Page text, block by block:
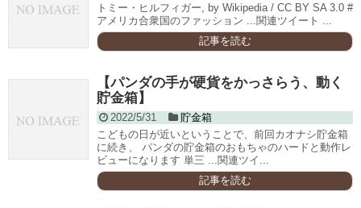
トミー・ヒルフィガー, by Wikipedia / CC BY SA 3.0 #
アメリカ合衆国のファッション ...関連ツイート ...
記事を読む
【パンダの手が硬貨をかっさらう、動く
貯金箱】
2022/5/31
貯金箱
こどもの日が近いということで、前回カオナシ貯金箱
に続き、 パンダの貯金箱のおもちゃのハードと動作レ
ビューになります 単三 ...関連ツイ...
記事を読む